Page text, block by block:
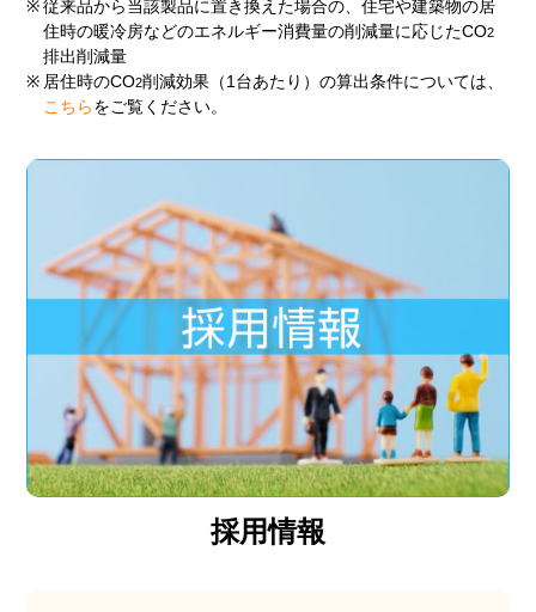
※ 従来品から当該製品に置き換えた場合の、住宅や建築物の居
住時の暖冷房などのエネルギー消費量の削減量に応じたCO2
排出削減量
※ 居住時のCO2削減効果（1台あたり）の算出条件については、
こちら をご覧ください。
採用情報